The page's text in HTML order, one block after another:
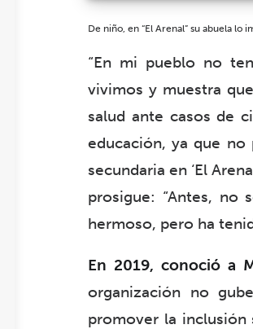
De niño, en “El Arenal” su abuela lo
“En mi pueblo no
vivimos y muestra
salud ante casos de
educación, ya que no
secundaria en ‘El
prosigue: “Antes, no
hermoso, pero ha
En 2019, conoció a
organización no
promover la inclusión